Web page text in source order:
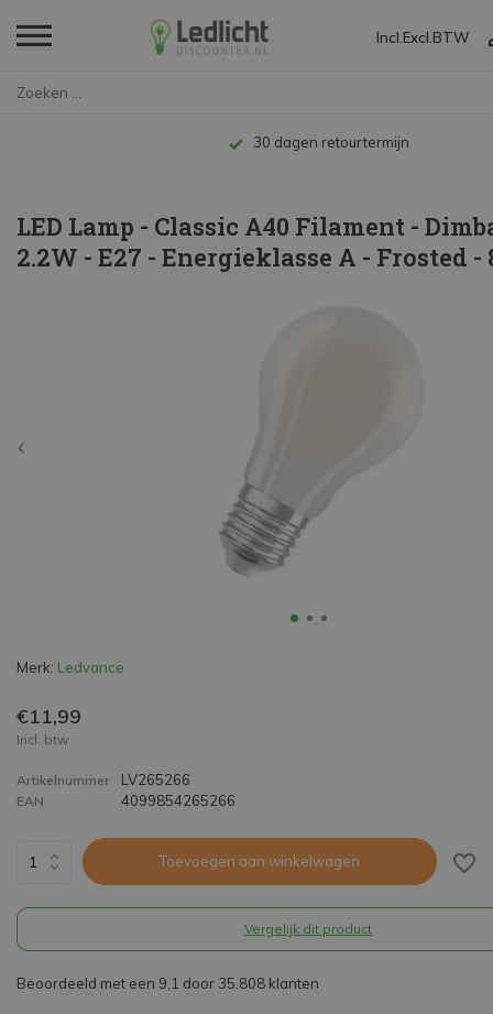
Incl. Excl. BTW
Tot 10 jaar
LED Lamp - Classic A40 Filament -
2.2W - E27 - Energieklasse A - Frosted -
Merk: Ledvance
€11,99
Incl. btw
Artikelnummer LV265266
EAN 4099854265266
Toevoegen aan winkelwagen
Vergelijk dit product
Beoordeeld met een 9,1 door 35.808 klanten